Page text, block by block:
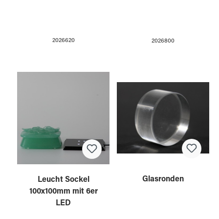
2026620 2026800
Leucht Sockel
100x100mm mit 6er
LED
Glasronden